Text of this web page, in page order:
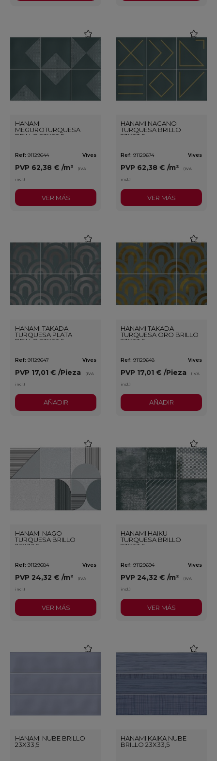
HANAMI
MEGUROTURQUESA
BRILLO 23X33,5
Ref: 91129644 Vives
PVP 62,38 € /m² (IVA
incl.)
VER MÁS
HANAMI NAGANO
TURQUESA BRILLO
23X33,5
Ref: 91129674 Vives
PVP 62,38 € /m² (IVA
incl.)
VER MÁS
HANAMI TAKADA
TURQUESA PLATA
BRILLO 23X33,5
Ref: 91129647 Vives
PVP 17,01 € /Pieza (IVA
incl.)
AÑADIR
HANAMI TAKADA
TURQUESA ORO BRILLO
23X33,5
Ref: 91129648 Vives
PVP 17,01 € /Pieza (IVA
incl.)
AÑADIR
HANAMI NAGO
TURQUESA BRILLO
23X33,5
Ref: 91129684 Vives
PVP 24,32 € /m² (IVA
incl.)
VER MÁS
HANAMI HAIKU
TURQUESA BRILLO
23X33,5
Ref: 91129694 Vives
PVP 24,32 € /m² (IVA
incl.)
VER MÁS
HANAMI NUBE BRILLO
23X33,5
HANAMI KAIKA NUBE
BRILLO 23X33,5